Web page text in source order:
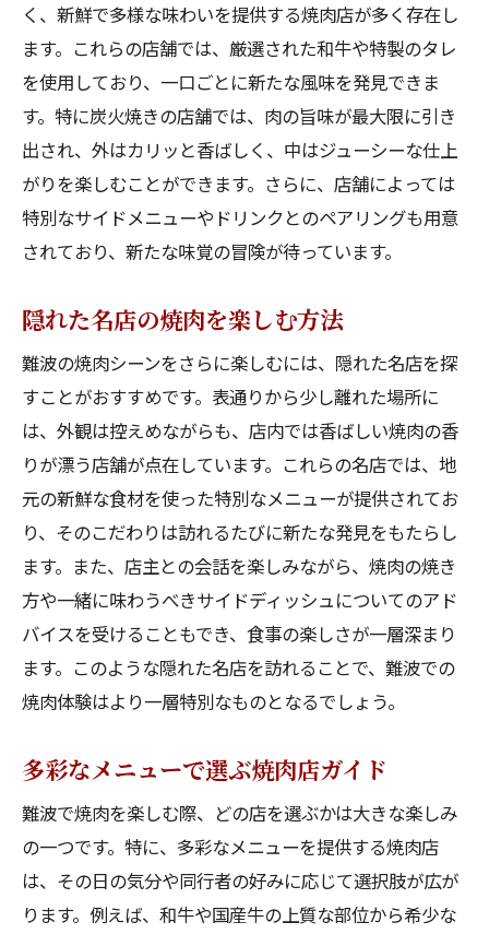
く、新鮮で多様な味わいを提供する焼肉店が多く存在し
ます。これらの店舗では、厳選された和牛や特製のタレ
を使用しており、一口ごとに新たな風味を発見できま
す。特に炭火焼きの店舗では、肉の旨味が最大限に引き
出され、外はカリッと香ばしく、中はジューシーな仕上
がりを楽しむことができます。さらに、店舗によっては
特別なサイドメニューやドリンクとのペアリングも用意
されており、新たな味覚の冒険が待っています。
隠れた名店の焼肉を楽しむ方法
難波の焼肉シーンをさらに楽しむには、隠れた名店を探
すことがおすすめです。表通りから少し離れた場所に
は、外観は控えめながらも、店内では香ばしい焼肉の香
りが漂う店舗が点在しています。これらの名店では、地
元の新鮮な食材を使った特別なメニューが提供されてお
り、そのこだわりは訪れるたびに新たな発見をもたらし
ます。また、店主との会話を楽しみながら、焼肉の焼き
方や一緒に味わうべきサイドディッシュについてのアド
バイスを受けることもでき、食事の楽しさが一層深まり
ます。このような隠れた名店を訪れることで、難波での
焼肉体験はより一層特別なものとなるでしょう。
多彩なメニューで選ぶ焼肉店ガイド
難波で焼肉を楽しむ際、どの店を選ぶかは大きな楽しみ
の一つです。特に、多彩なメニューを提供する焼肉店
は、その日の気分や同行者の好みに応じて選択肢が広が
ります。例えば、和牛や国産牛の上質な部位から希少な